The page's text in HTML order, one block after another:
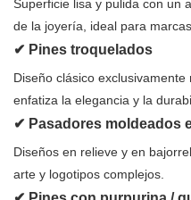
Superficie lisa y pulida con un
de la joyería, ideal para
✔ Pines troquelados
Diseño clásico
enfatiza la elegancia y la
✔ Pasadores moldeados
Diseños en relieve y en
arte y logotipos complejos.